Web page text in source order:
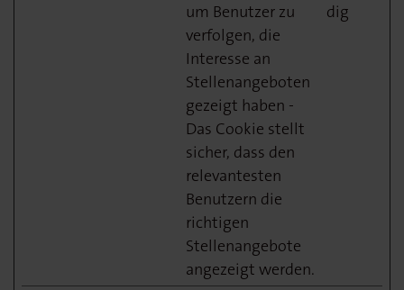
um Benutzer zu
verfolgen, die
Interesse an
Stellenangeboten
gezeigt haben -
Das Cookie stellt
sicher, dass den
relevantesten
Benutzern die
richtigen
Stellenangebote
angezeigt werden.
dig